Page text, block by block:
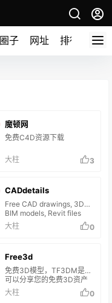
圈子 网址 排行榜
魔顿网
免费C4D资源下载
大柱 3
CADdetails
Free CAD drawings, 3D
BIM models, Revit files
and Specs
大柱 0
Free3d
免费3D模型，TF3DM是您
可以分享您的免费3D资产
并立即下载任何您喜欢的地
方。 TF3DM拥有
大柱 0